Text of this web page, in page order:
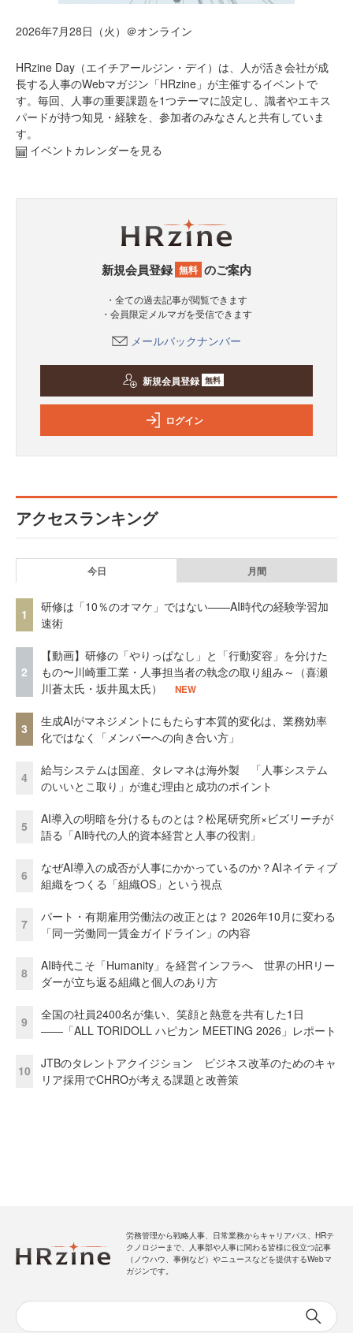
2026年7月28日（火）＠オンライン
HRzine Day（エイチアールジン・デイ）は、人が活き会社が成
長する人事のWebマガジン「HRzine」が主催するイベントで
す。毎回、人事の重要課題を1つテーマに設定し、識者やエキス
パードが持つ知見・経験を、参加者のみなさんと共有していま
す。
イベントカレンダーを見る
新規会員登録 無料 のご案内
・全ての過去記事が閲覧できます
・会員限定メルマガを受信できます
メールバックナンバー
新規会員登録 無料
ログイン
アクセスランキング
今日 月間
1
研修は「10％のオマケ」ではない——AI時代の経験学習加
速術
2
【動画】研修の「やりっぱなし」と「行動変容」を分けた
もの〜川崎重工業・人事担当者の執念の取り組み～（喜瀬
川蒼太氏・坂井風太氏）
NEW
3
生成AIがマネジメントにもたらす本質的変化は、業務効率
化ではなく「メンバーへの向き合い方」
4
給与システムは国産、タレマネは海外製 「人事システム
のいいとこ取り」が進む理由と成功のポイント
5
AI導入の明暗を分けるものとは？松尾研究所×ビズリーチが
語る「AI時代の人的資本経営と人事の役割」
6
なぜAI導入の成否が人事にかかっているのか？AIネイティブ
組織をつくる「組織OS」という視点
7
パート・有期雇用労働法の改正とは？ 2026年10月に変わる
「同一労働同一賃金ガイドライン」の内容
8
AI時代こそ「Humanity」を経営インフラへ 世界のHRリー
ダーが立ち返る組織と個人のあり方
9
全国の社員2400名が集い、笑顔と熱意を共有した1日
――「ALL TORIDOLL ハピカン MEETING 2026」レポート
10
JTBのタレントアクイジション ビジネス改革のためのキャ
リア採用でCHROが考える課題と改善策
労務管理から戦略人事、日常業務からキャリアパス、HRテ
クノロジーまで、人事部や人事に関わる皆様に役立つ記事
（ノウハウ、事例など）やニュースなどを提供するWebマ
ガジンです。